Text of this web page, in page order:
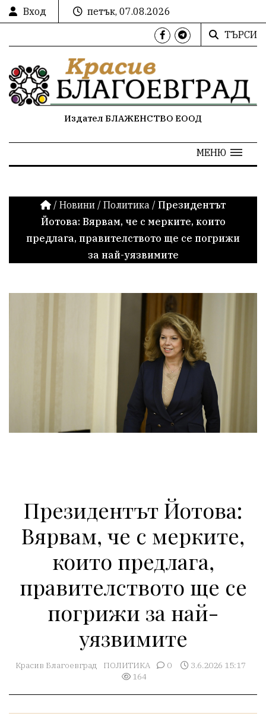
Вход
петък, 07.08.2026
ТЪРСИ
Издател БЛАЖЕНСТВО ЕООД
МЕНЮ
/ Новини / Политика / Президентът
Йотова: Вярвам, че с мерките, които
предлага, правителството ще се погрижи
за най-уязвимите
Президентът Йотова:
Вярвам, че с мерките,
които предлага,
правителството ще се
погрижи за най-
уязвимите
Красив Благоевград ПОЛИТИКА 0
3.6.2026 15:17
164